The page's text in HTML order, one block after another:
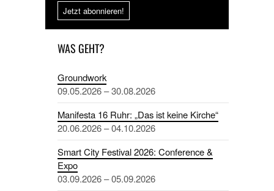
Jetzt abonnieren!
WAS GEHT?
Groundwork
09.05.2026 – 30.08.2026
Manifesta 16 Ruhr: „Das ist keine Kirche“
20.06.2026 – 04.10.2026
Smart City Festival 2026: Conference &
Expo
03.09.2026 – 05.09.2026